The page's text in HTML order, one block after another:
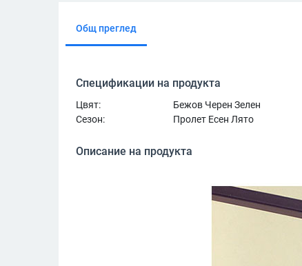
Общ преглед
Спецификации на продукта
Цвят: Бежов Черен Зелен
Сезон:
Пролет Есен Лято
Описание на продукта